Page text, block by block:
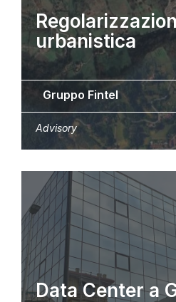
urbanistica
Gruppo Fintel
Advisory
Data Center a